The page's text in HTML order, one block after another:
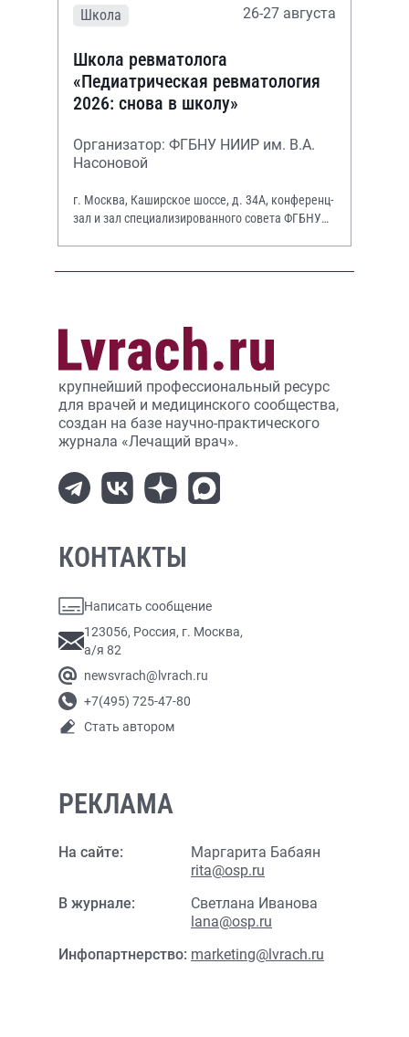
Школа 26-27 августа
Школа ревматолога
«Педиатрическая ревматология
2026: снова в школу»
Организатор: ФГБНУ НИИР им. В.А.
Насоновой
г. Москва, Каширское шоссе, д. 34А, конференц-
зал и зал специализированного совета ФГБНУ
крупнейший профессиональный ресурс
для врачей и медицинского сообщества,
создан на базе научно-практического
журнала «Лечащий врач».
КОНТАКТЫ
Написать сообщение
123056, Россия, г. Москва,
а/я 82
newsvrach@lvrach.ru
+7(495) 725-47-80
Стать автором
РЕКЛАМА
На сайте:
Маргарита Бабаян
rita@osp.ru
В журнале:
Светлана Иванова
lana@osp.ru
Инфопартнерство: marketing@lvrach.ru